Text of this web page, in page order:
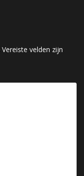
Vereiste velden zijn